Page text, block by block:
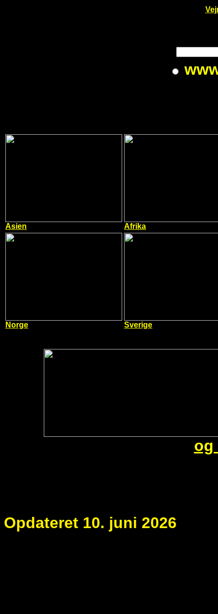
Asien Afrika
Norge Sverige
og
Opdateret 10. juni 2026